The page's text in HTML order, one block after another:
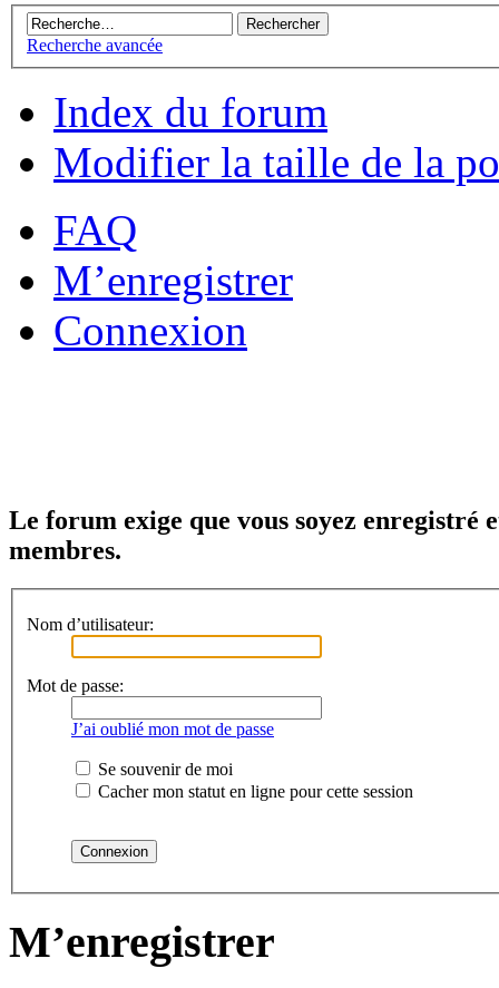
Recherche avancée
Index du forum
Modifier la taille de la
FAQ
M’enregistrer
Connexion
Le forum exige que vous soyez
membres.
Nom d’utilisateur:
Mot de passe:
J’ai oublié mon mot de passe
Se souvenir de moi
Cacher mon statut en ligne pour cette session
M’enregistrer